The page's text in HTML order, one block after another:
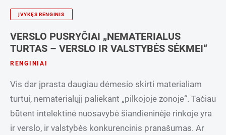
ĮVYKĘS RENGINIS
VERSLO PUSRYČIAI „NEMATERIALUS
TURTAS – VERSLO IR VALSTYBĖS SĖKMEI“
RENGINIAI
Vis dar įprasta daugiau dėmesio skirti materialiam
turtui, nematerialųjį paliekant „pilkojoje zonoje“. Tačiau
būtent intelektinė nuosavybė šiandieninėje rinkoje yra
ir verslo, ir valstybės konkurencinis pranašumas. Ar